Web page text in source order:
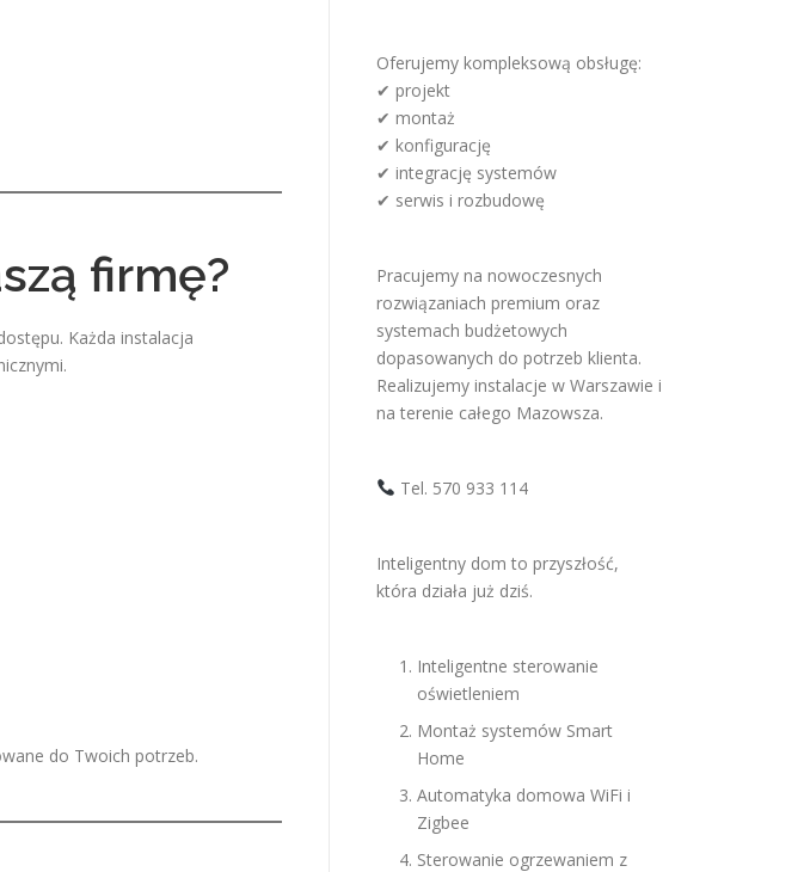
firmę?
Każda instalacja
do Twoich potrzeb.
Oferujemy kompleksową obsługę:
✔ projekt
✔ montaż
✔ konfigurację
✔ integrację systemów
✔ serwis i rozbudowę
Pracujemy na nowoczesnych
rozwiązaniach premium oraz
systemach budżetowych
dopasowanych do potrzeb klienta.
Realizujemy instalacje w Warszawie i
na terenie całego Mazowsza.
Tel. 570 933 114
Inteligentny dom to przyszłość,
która działa już dziś.
Inteligentne sterowanie
oświetleniem
Montaż systemów Smart
Home
Automatyka domowa WiFi i
Zigbee
Sterowanie ogrzewaniem z